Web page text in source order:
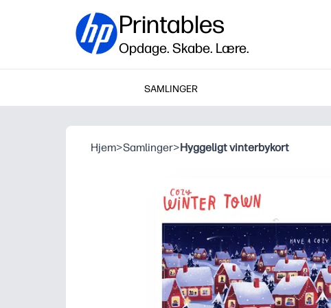
Printables
Opdage. Skabe. Lære.
SAMLINGER
Hjem>Samlinger>Hyggeligt vinterbykort